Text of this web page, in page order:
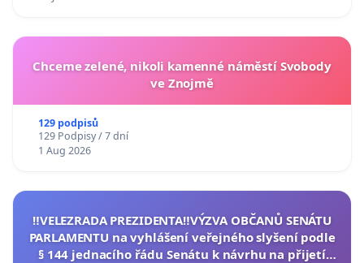
Chceme zelené, nikoli kamenné náměstí Svobody
ve Znojmě
129 podpisů
129 Podpisy / 7 dní
1 Aug 2026
‼️VELEZRADA PREZIDENTA‼️VÝZVA OBČANŮ SENÁTU
PARLAMENTU na vyhlášení veřejného slyšení podle
§ 144 jednacího řádu Senátu k návrhu na přijetí